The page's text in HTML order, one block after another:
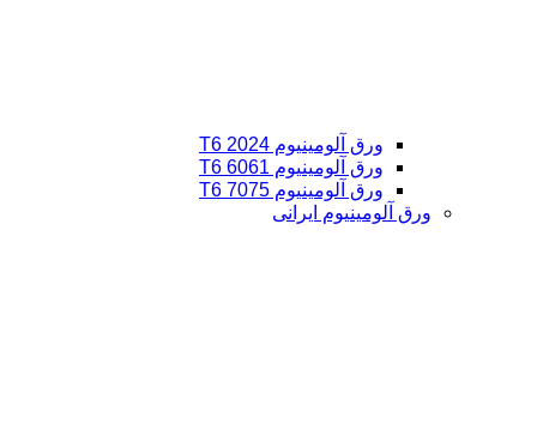
ورق آلومینیوم 2024 T6
ورق آلومینیوم 6061 T6
ورق آلومینیوم 7075 T6
ورق آلومینیوم ایرانی